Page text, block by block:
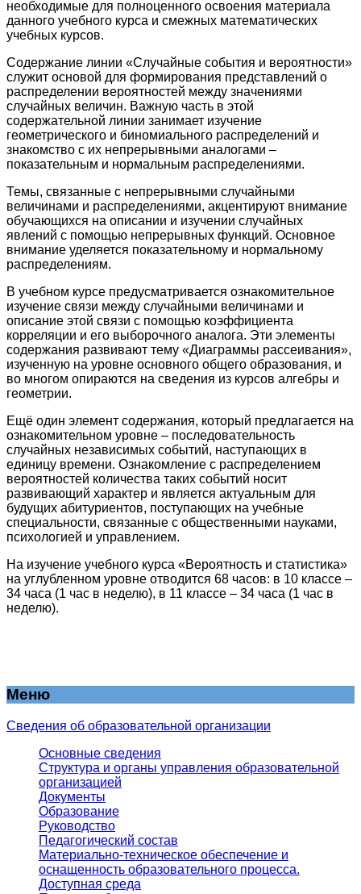
необходимые для полноценного освоения материала
данного учебного курса и смежных математических
учебных курсов.
Содержание линии «Случайные события и вероятности»
служит основой для формирования представлений о
распределении вероятностей между значениями
случайных величин. Важную часть в этой
содержательной линии занимает изучение
геометрического и биномиального распределений и
знакомство с их непрерывными аналогами –
показательным и нормальным распределениями.
Темы, связанные с непрерывными случайными
величинами и распределениями, акцентируют внимание
обучающихся на описании и изучении случайных
явлений с помощью непрерывных функций. Основное
внимание уделяется показательному и нормальному
распределениям.
В учебном курсе предусматривается ознакомительное
изучение связи между случайными величинами и
описание этой связи с помощью коэффициента
корреляции и его выборочного аналога. Эти элементы
содержания развивают тему «Диаграммы рассеивания»,
изученную на уровне основного общего образования, и
во многом опираются на сведения из курсов алгебры и
геометрии.
Ещё один элемент содержания, который предлагается на
ознакомительном уровне – последовательность
случайных независимых событий, наступающих в
единицу времени. Ознакомление с распределением
вероятностей количества таких событий носит
развивающий характер и является актуальным для
будущих абитуриентов, поступающих на учебные
специальности, связанные с общественными науками,
психологией и управлением.
На изучение учебного курса «Вероятность и статистика»
на углубленном уровне отводится 68 часов: в 10 классе –
34 часа (1 час в неделю), в 11 классе – 34 часа (1 час в
неделю).
Меню
Сведения об образовательной организации
Основные сведения
Структура и органы управления образовательной
организацией
Документы
Образование
Руководство
Педагогический состав
Материально-техническое обеспечение и
оснащенность образовательного процесса.
Доступная среда